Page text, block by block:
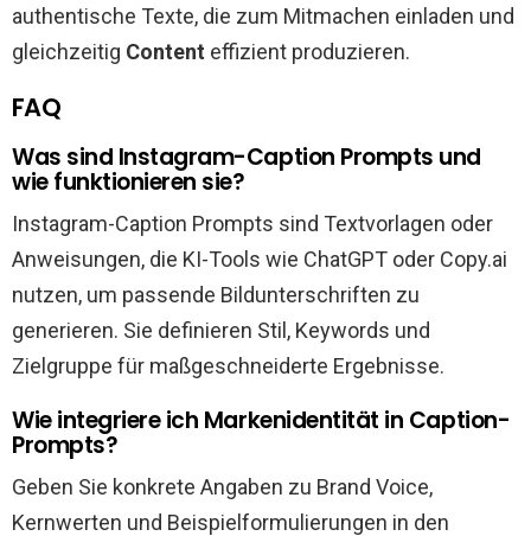
authentische Texte, die zum Mitmachen einladen und
gleichzeitig Content effizient produzieren.
FAQ
Was sind Instagram-Caption Prompts und
wie funktionieren sie?
Instagram-Caption Prompts sind Textvorlagen oder
Anweisungen, die KI-Tools wie ChatGPT oder Copy.ai
nutzen, um passende Bildunterschriften zu
generieren. Sie definieren Stil, Keywords und
Zielgruppe für maßgeschneiderte Ergebnisse.
Wie integriere ich Markenidentität in Caption-
Prompts?
Geben Sie konkrete Angaben zu Brand Voice,
Kernwerten und Beispielformulierungen in den